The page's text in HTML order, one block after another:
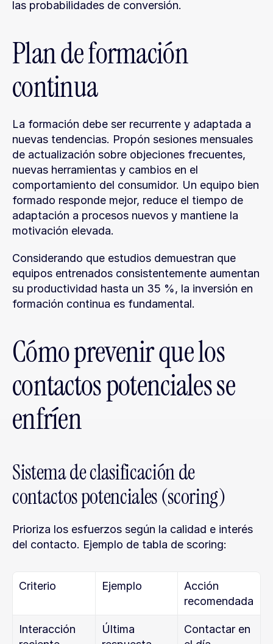
las probabilidades de conversión.
Plan de formación
continua
La formación debe ser recurrente y adaptada a
nuevas tendencias. Propón sesiones mensuales
de actualización sobre objeciones frecuentes,
nuevas herramientas y cambios en el
comportamiento del consumidor. Un equipo bien
formado responde mejor, reduce el tiempo de
adaptación a procesos nuevos y mantiene la
motivación elevada.
Considerando que estudios demuestran que
equipos entrenados consistentemente aumentan
su productividad hasta un 35 %, la inversión en
formación continua es fundamental.
Cómo prevenir que los
contactos potenciales se
enfríen
Sistema de clasificación de
contactos potenciales (scoring)
Prioriza los esfuerzos según la calidad e interés
del contacto. Ejemplo de tabla de scoring:
Criterio Ejemplo
Acción
recomendada
Interacción
Última
Contactar en